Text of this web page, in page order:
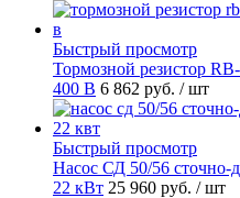
Быстрый просмотр
Тормозной резистор
400 В 6 862 руб. / шт
Быстрый просмотр
Насос СД 50/56 сточно-
22 кВт 25 960 руб. / шт